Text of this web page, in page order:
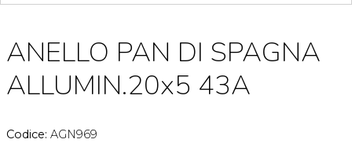
ANELLO PAN DI SPAGNA
ALLUMIN.20x5 43A
Codice: AGN969